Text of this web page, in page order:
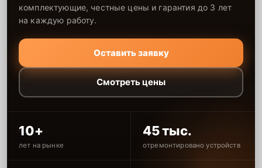
комплектующие, честные цены и гарантия до 3 лет
на каждую работу.
Оставить заявку
Смотреть цены
10+
лет на рынке
45 тыс.
отремонтировано устройств